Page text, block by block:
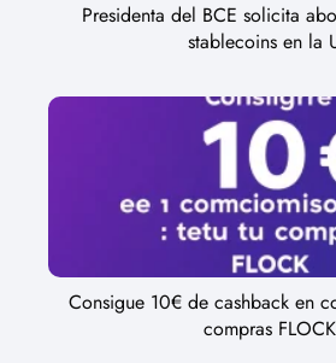
Presidenta del BCE solicita
stablecoins en la
Consigue 10€ de cashback en
compras FLOCK